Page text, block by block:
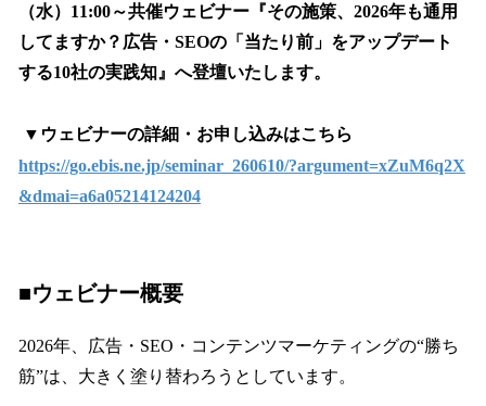
（水）11:00～共催ウェビナー『その施策、2026年も通用
してますか？広告・SEOの「当たり前」をアップデート
する10社の実践知』へ登壇いたします。
▼ウェビナーの詳細・お申し込みはこちら
https://go.ebis.ne.jp/seminar_260610/?argument=xZuM6q2X
&dmai=a6a05214124204
■ウェビナー概要
2026年、広告・SEO・コンテンツマーケティングの“勝ち
筋”は、大きく塗り替わろうとしています。